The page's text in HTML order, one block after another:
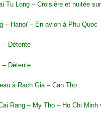
Tu Long – Croisière et nuitée
– Hanoï – En avion à Phu Quoc
– Détente
– Détente
à Rach Gia – Can Tho
Rang – My Tho – Ho Chi Minh